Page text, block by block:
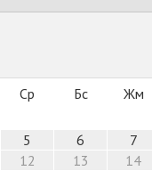
Ср Бс Жм
5 6 7
12 13 14